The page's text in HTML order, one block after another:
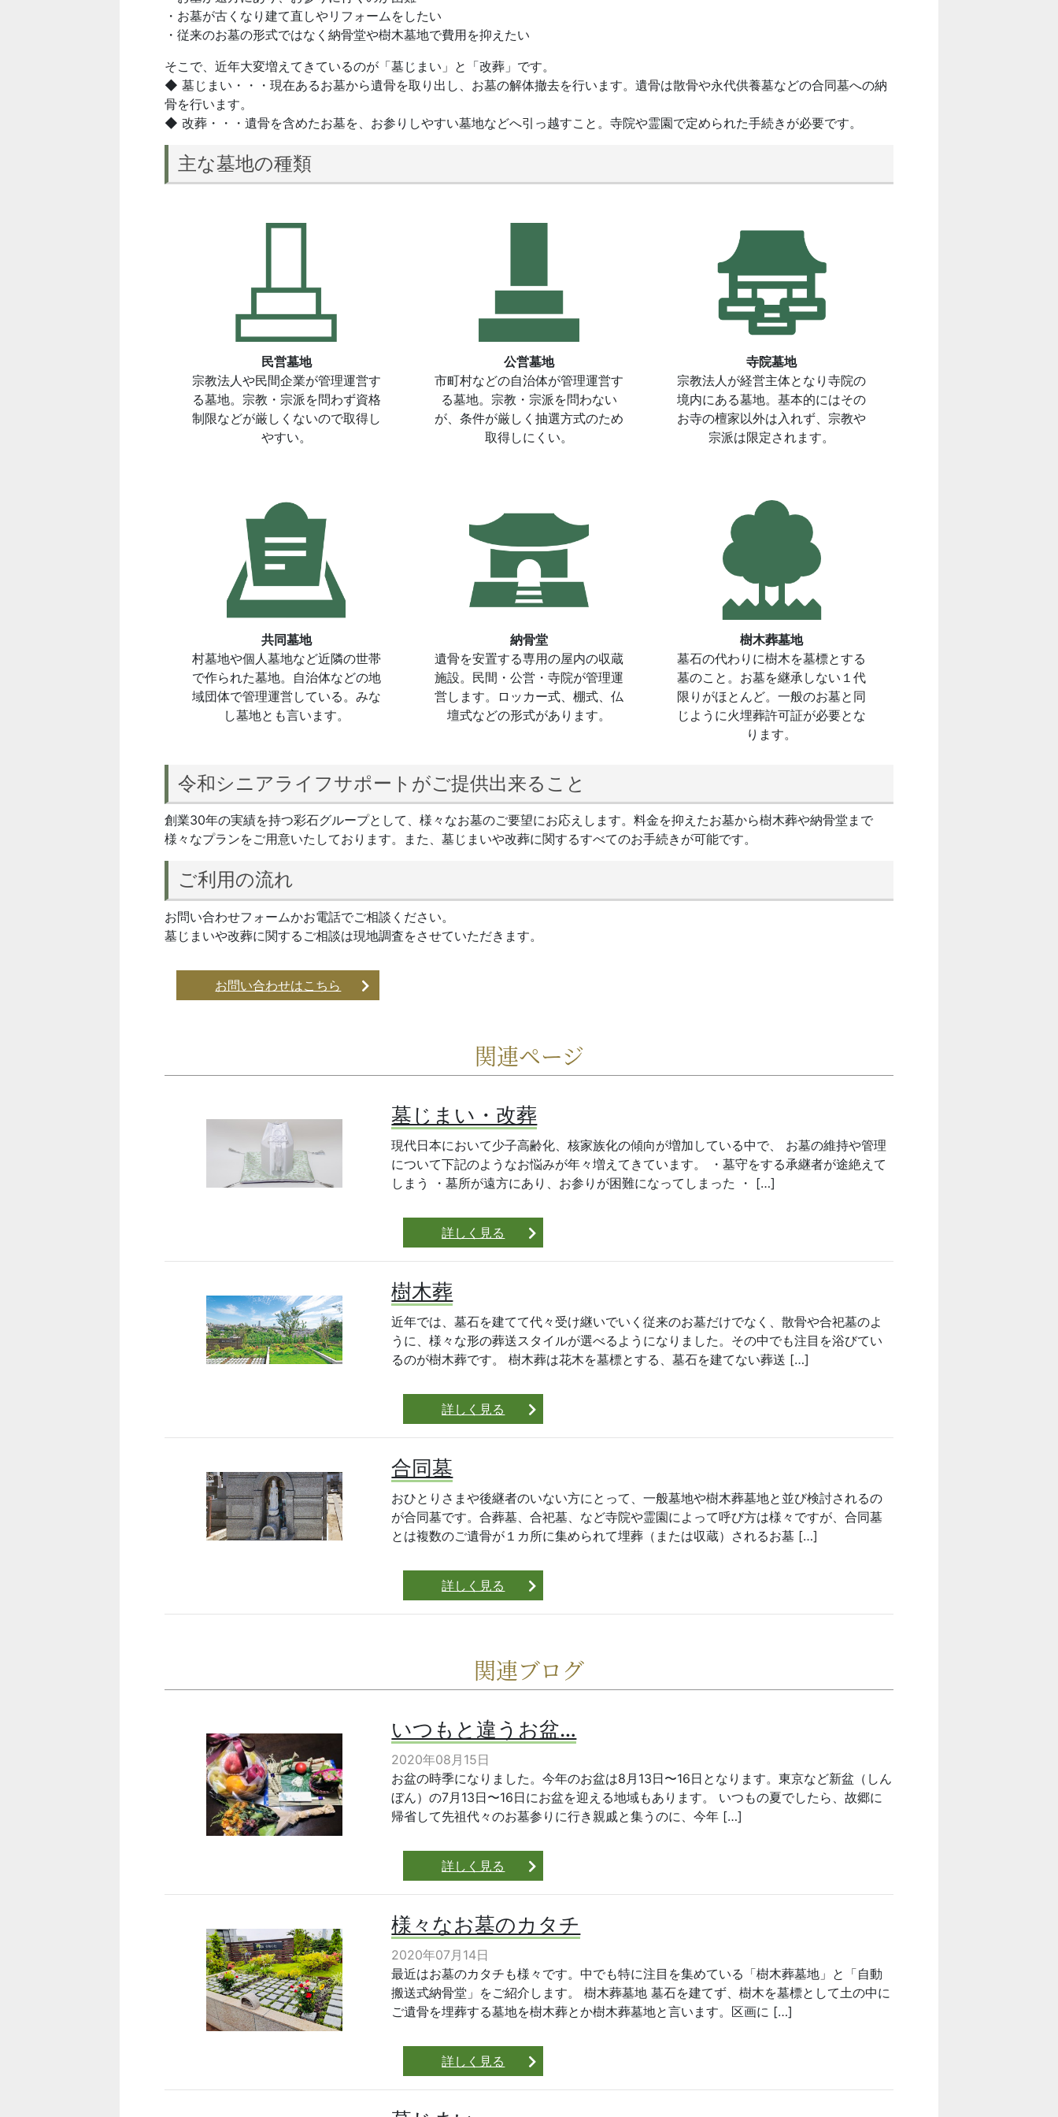
・お墓が古くなり建て直しやリフォームをしたい
・従来のお墓の形式ではなく納骨堂や樹木墓地で費用を抑えたい
そこで、近年大変増えてきているのが「墓じまい」と「改葬」です。
◆ 墓じまい・・・現在あるお墓から遺骨を取り出し、お墓の解体撤去を行います。遺骨は散骨や永代供養墓などの合同墓への納
骨を行います。
◆ 改葬・・・遺骨を含めたお墓を、お参りしやすい墓地などへ引っ越すこと。寺院や霊園で定められた手続きが必要です。
主な墓地の種類
民営墓地
宗教法人や民間企業が管理運営す
る墓地。宗教・宗派を問わず資格
制限などが厳しくないので取得し
やすい。
公営墓地
市町村などの自治体が管理運営す
る墓地。宗教・宗派を問わない
が、条件が厳しく抽選方式のため
取得しにくい。
寺院墓地
宗教法人が経営主体となり寺院の
境内にある墓地。基本的にはその
お寺の檀家以外は入れず、宗教や
宗派は限定されます。
共同墓地
村墓地や個人墓地など近隣の世帯
で作られた墓地。自治体などの地
域団体で管理運営している。みな
し墓地とも言います。
納骨堂
遺骨を安置する専用の屋内の収蔵
施設。民間・公営・寺院が管理運
営します。ロッカー式、棚式、仏
壇式などの形式があります。
樹木葬墓地
墓石の代わりに樹木を墓標とする
墓のこと。お墓を継承しない１代
限りがほとんど。一般のお墓と同
じように火埋葬許可証が必要とな
ります。
令和シニアライフサポートがご提供出来ること
創業30年の実績を持つ彩石グループとして、様々なお墓のご要望にお応えします。料金を抑えたお墓から樹木葬や納骨堂まで
様々なプランをご用意いたしております。また、墓じまいや改葬に関するすべてのお手続きが可能です。
ご利用の流れ
お問い合わせフォームかお電話でご相談ください。
墓じまいや改葬に関するご相談は現地調査をさせていただきます。
お問い合わせはこちら
関連ページ
墓じまい・改葬
現代日本において少子高齢化、核家族化の傾向が増加している中で、 お墓の維持や管理
について下記のようなお悩みが年々増えてきています。 ・墓守をする承継者が途絶えて
しまう ・墓所が遠方にあり、お参りが困難になってしまった ・ […]
詳しく見る
樹木葬
近年では、墓石を建てて代々受け継いでいく従来のお墓だけでなく、散骨や合祀墓のよ
うに、様々な形の葬送スタイルが選べるようになりました。その中でも注目を浴びてい
るのが樹木葬です。 樹木葬は花木を墓標とする、墓石を建てない葬送 […]
詳しく見る
合同墓
おひとりさまや後継者のいない方にとって、一般墓地や樹木葬墓地と並び検討されるの
が合同墓です。合葬墓、合祀墓、など寺院や霊園によって呼び方は様々ですが、合同墓
とは複数のご遺骨が１カ所に集められて埋葬（または収蔵）されるお墓 […]
詳しく見る
関連ブログ
いつもと違うお盆…
2020年08月15日
お盆の時季になりました。今年のお盆は8月13日〜16日となります。東京など新盆（しん
ぼん）の7月13日〜16日にお盆を迎える地域もあります。 いつもの夏でしたら、故郷に
帰省して先祖代々のお墓参りに行き親戚と集うのに、今年 […]
詳しく見る
様々なお墓のカタチ
2020年07月14日
最近はお墓のカタチも様々です。中でも特に注目を集めている「樹木葬墓地」と「自動
搬送式納骨堂」をご紹介します。 樹木葬墓地 墓石を建てず、樹木を墓標として土の中に
ご遺骨を埋葬する墓地を樹木葬とか樹木葬墓地と言います。区画に […]
詳しく見る